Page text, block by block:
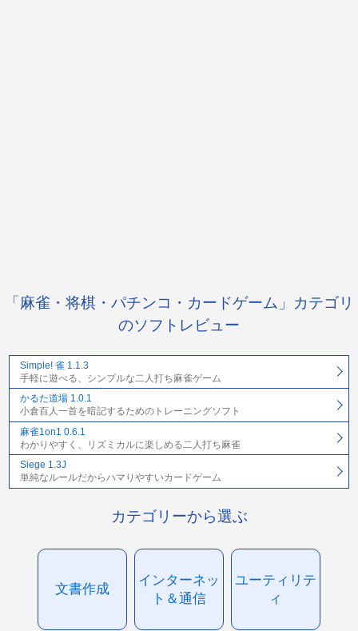
「麻雀・将棋・パチンコ・カードゲーム」カテゴリ
のソフトレビュー
Simple! 雀 1.1.3
手軽に遊べる、シンプルな二人打ち麻雀ゲーム
かるた道場 1.0.1
小倉百人一首を暗記するためのトレーニングソフト
麻雀1on1 0.6.1
わかりやすく、リズミカルに楽しめる二人打ち麻雀
Siege 1.3J
単純なルールだからハマりやすいカードゲーム
カテゴリーから選ぶ
文書作成
インターネッ
ト＆通信
ユーティリテ
ィ